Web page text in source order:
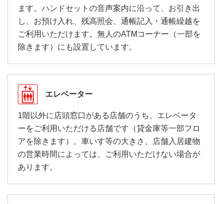
ます。ハンドセットの音声案内に沿って、お引き出
し、お預け入れ、残高照会、通帳記入・通帳繰越を
ご利用いただけます。無人のATMコーナー（一部を
除きます）にも設置しています。
エレベーター
1階以外に店頭窓口がある店舗のうち、エレベータ
ーをご利用いただける店舗です（貸金庫等一部フロ
アを除きます）。車いす等の大きさ、店舗入居建物
の営業時間によっては、ご利用いただけない場合が
あります。